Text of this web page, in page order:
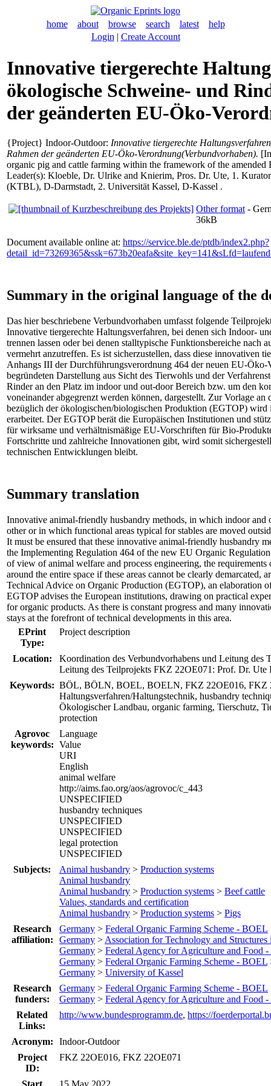
home about browse search latest
help
Login | Create Account
Innovative tiergerechte
ökologische Schweine- und
der geänderten EU-Öko-
{Project} Indoor-Outdoor: Innovative tiergerechte
Rahmen der geänderten EU-Öko-Verordnung(Verbundvorhaben).
organic pig and cattle farming within the framework of the
Leader(s): Kloeble, Dr. Ulrike and Knierim, Pros. Dr. Ute, 1.
(KTBL), D-Darmstadt, 2. Universität Kassel, D-Kassel .
Other format -
36kB
Document available online at: https://service.ble.de/ptdb/index2.php?
Summary in the original language of the
Das hier beschriebene Verbundvorhaben umfasst folgende
Innovative tiergerechte Haltungsverfahren, bei denen sich Indoor-
trennen lassen oder bei denen stalltypische Funktionsbereiche nach
vermehrt anzutreffen. Es ist sicherzustellen, dass diese innovativen
Anhangs III der Durchführungsverordnung 464 der neuen EU-Öko-
begründeten Darstellung aus Sicht des Tierwohls und der
Rinder an den Platz im indoor und out-door Bereich bzw. um den
voneinander abgegrenzt werden können, dargestellt. Zur Vorlage
bezüglich der ökologischen/biologischen Produktion (EGTOP) wird
erarbeitet. Der EGTOP berät die Europäischen Institutionen und
für wirksame und verhältnismäßige EU-Vorschriften für Bio-
Fortschritte und zahlreiche Innovationen gibt, wird somit
technischen Entwicklungen bleibt.
Summary translation
Innovative animal-friendly husbandry methods, in which indoor and
other or in which functional areas typical for stables are moved
It must be ensured that these innovative animal-friendly husbandry
the Implementing Regulation 464 of the new EU Organic
of view of animal welfare and process engineering, the
around the entire space if these areas cannot be clearly demarcated,
Technical Advice on Organic Production (EGTOP), an elaboration
EGTOP advises the European institutions, drawing on practical
for organic products. As there is constant progress and many
stays at the forefront of technical developments in this area.
EPrint
Type:
Project description
Location:
Koordination des Verbundvorhabens und Leitung
Leitung des Teilprojekts FKZ 22OE071: Prof. Dr. Ute
Keywords: BÖL, BÖLN, BOEL, BOELN, FKZ 22OE016, FKZ
Haltungsverfahren/Haltungstechnik, husbandry
Ökologischer Landbau, organic farming, Tierschutz,
protection
Agrovoc
keywords:
Language
Value
URI
English
animal welfare
http://aims.fao.org/aos/agrovoc/c_443
UNSPECIFIED
husbandry techniques
UNSPECIFIED
UNSPECIFIED
legal protection
UNSPECIFIED
Subjects:
Animal husbandry > Production systems
Animal husbandry
Animal husbandry > Production systems > Beef cattle
Values, standards and certification
Animal husbandry > Production systems > Pigs
Research
affiliation:
Germany > Federal Organic Farming Scheme - BOEL
Germany > Association for Technology and
Germany > Federal Agency for Agriculture and Food
Germany > Federal Organic Farming Scheme - BOEL
Germany > University of Kassel
Research
funders:
Germany > Federal Organic Farming Scheme - BOEL
Germany > Federal Agency for Agriculture and Food
Related
Links:
http://www.bundesprogramm.de, https://
Acronym:
Indoor-Outdoor
Project
ID:
FKZ 22OE016, FKZ 22OE071
Start 15 May 2022